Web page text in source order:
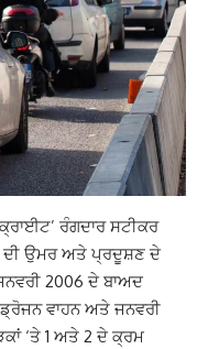
ਰੰਗਦਾਰ ਸਟੀਕਰ
ਦੀ ਉਮਰ ਅਤੇ ਪ੍ਰਦੂਸ਼ਣ ਦੇ
2006 ਦੇ ਬਾਅਦ
ਵਾਹਨ ਅਤੇ ਜਨਵਰੀ
‘ਤੇ 1 ਅਤੇ 2 ਦੇ ਕ੍ਰਮ